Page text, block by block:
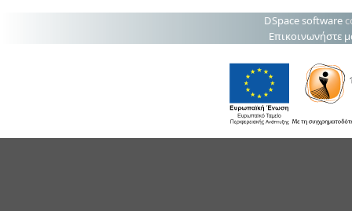
DSpace software
Επικοινωνήστε